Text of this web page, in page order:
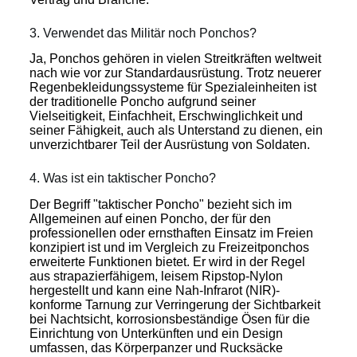
3. Verwendet das Militär noch Ponchos?
Ja, Ponchos gehören in vielen Streitkräften weltweit
nach wie vor zur Standardausrüstung. Trotz neuerer
Regenbekleidungssysteme für Spezialeinheiten ist
der traditionelle Poncho aufgrund seiner
Vielseitigkeit, Einfachheit, Erschwinglichkeit und
seiner Fähigkeit, auch als Unterstand zu dienen, ein
unverzichtbarer Teil der Ausrüstung von Soldaten.
4. Was ist ein taktischer Poncho?
Der Begriff "taktischer Poncho" bezieht sich im
Allgemeinen auf einen Poncho, der für den
professionellen oder ernsthaften Einsatz im Freien
konzipiert ist und im Vergleich zu Freizeitponchos
erweiterte Funktionen bietet. Er wird in der Regel
aus strapazierfähigem, leisem Ripstop-Nylon
hergestellt und kann eine Nah-Infrarot (NIR)-
konforme Tarnung zur Verringerung der Sichtbarkeit
bei Nachtsicht, korrosionsbeständige Ösen für die
Einrichtung von Unterkünften und ein Design
umfassen, das Körperpanzer und Rucksäcke